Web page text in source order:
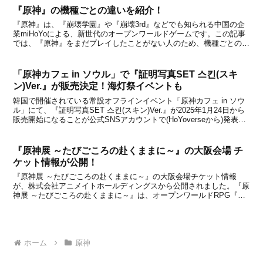
『原神』の機種ごとの違いを紹介！
『原神』は、『崩壊学園』や『崩壊3rd』などでも知られる中国の企
業miHoYoによる、新世代のオープンワールドゲームです。この記事
では、『原神』をまだプレイしたことがない人のため、機種ごとの違
「原神カフェ in ソウル」で『証明写真SET 스킨(スキ
ン)Ver.』が販売決定！海灯祭イベントも
韓国で開催されている常設オフラインイベント「原神カフェ in ソウ
ル」にて、『証明写真SET 스킨(スキン)Ver.』が2025年1月24日から
販売開始になることが公式SNSアカウントで(HoYoverseから)発表に
『原神展 ～たびごころの赴くままに～』の大阪会場 チ
ケット情報が公開！
『原神展 ～たびごころの赴くままに～』の大阪会場チケット情報
が、株式会社アニメイトホールディングスから公開されました。『原
神展 ～たびごころの赴くままに～』は、オープンワールドRPG『原
ホーム 原神